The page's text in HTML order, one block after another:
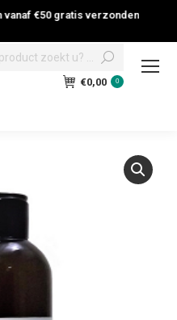
€50 gratis verzonden
€0,00 0